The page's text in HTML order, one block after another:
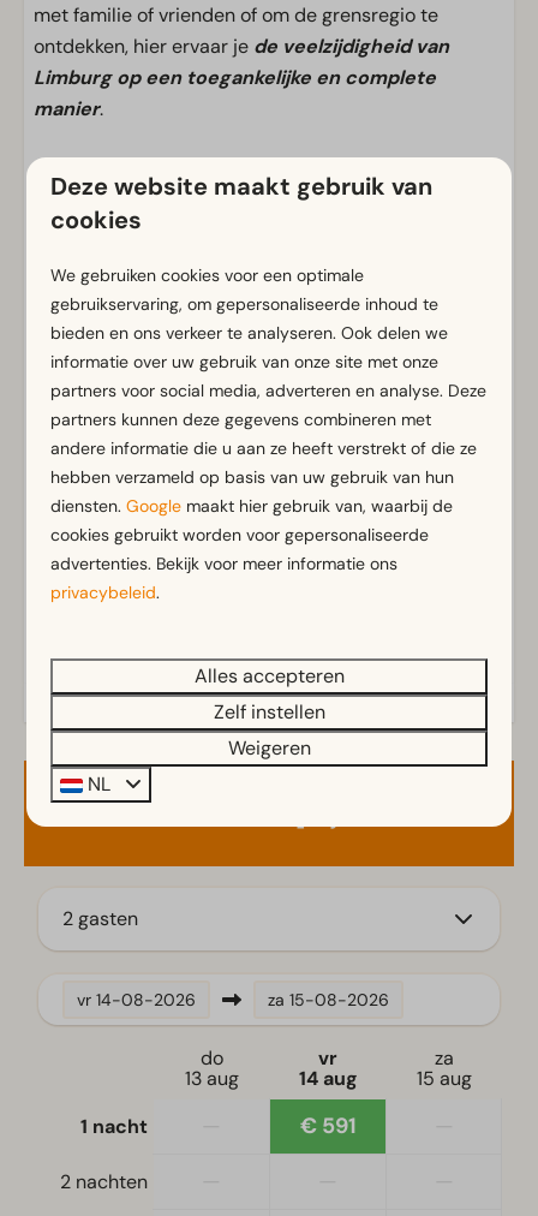
met familie of vrienden of om de grensregio te
ontdekken, hier ervaar je de veelzijdigheid van
Limburg op een toegankelijke en complete
manier.
Voorzieningen
Rookvrij
Gratis Wifi
m² Oppervlakte: 44
Parkeergelegenheid nabij vakantieverblijf
Badkamer
Badkamer(s) beneden: 1
Douche(cabine)
Toilet(ten) in badkamer(s): 1
Buiten
Tuinset
Familie/Kinderen
Koelkast zonder vriesvak
Ligging
Vrijstaand
Toon meer ↓
Beschikbaarheid en prijs
2 gasten
vr 14-08-2026 za 15-08-2026
do
13 aug
vr
14 aug
za
15 aug
1 nacht
€ 591
2 nachten
Deze website maakt gebruik van
cookies
We gebruiken cookies voor een optimale
gebruikservaring, om gepersonaliseerde inhoud te
bieden en ons verkeer te analyseren. Ook delen we
informatie over uw gebruik van onze site met onze
partners voor social media, adverteren en analyse. Deze
partners kunnen deze gegevens combineren met
andere informatie die u aan ze heeft verstrekt of die ze
hebben verzameld op basis van uw gebruik van hun
diensten.Google maakt hier gebruik van, waarbij de
cookies gebruikt worden voor gepersonaliseerde
advertenties. Bekijk voor meer informatie ons
privacybeleid.
Alles accepteren
Zelf instellen
Weigeren
NL